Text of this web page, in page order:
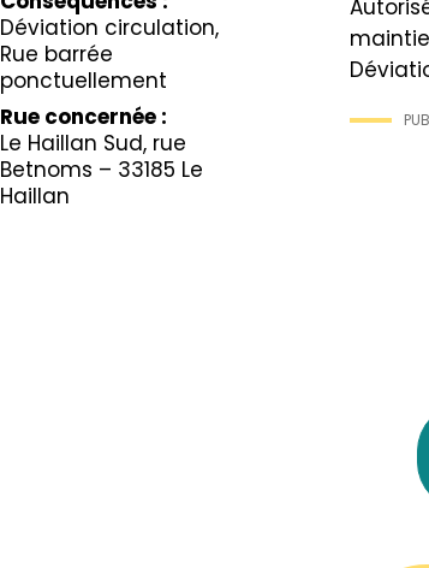
Déviation circulation,
Rue barrée
ponctuellement
Rue concernée :
Le Haillan Sud, rue
Betnoms – 33185 Le
Haillan